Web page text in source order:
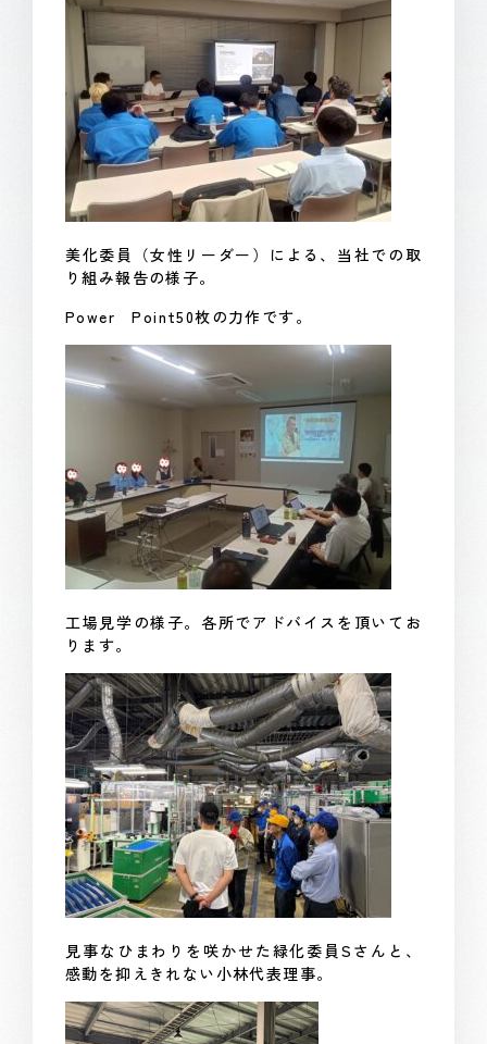
美化委員（女性リーダー）による、当社での取
り組み報告の様子。
Power Point50枚の力作です。
工場見学の様子。各所でアドバイスを頂いてお
ります。
見事なひまわりを咲かせた緑化委員Sさんと、
感動を抑えきれない小林代表理事。